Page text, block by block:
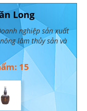
Long
nghiệp sản xuất
lâm thủy sản và
15